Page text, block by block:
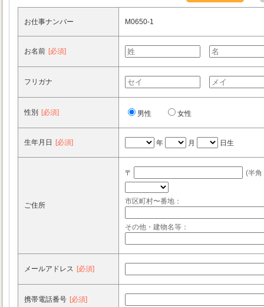
お仕事ナンバー M0650-1
お名前 [必須]
フリガナ
性別 [必須] 男性 女性
生年月日 [必須] 年 月 日生
ご住所
〒 (半
市区町村〜番地：
その他・建物名等：
メールアドレス [必須]
携帯電話番号 [必須]